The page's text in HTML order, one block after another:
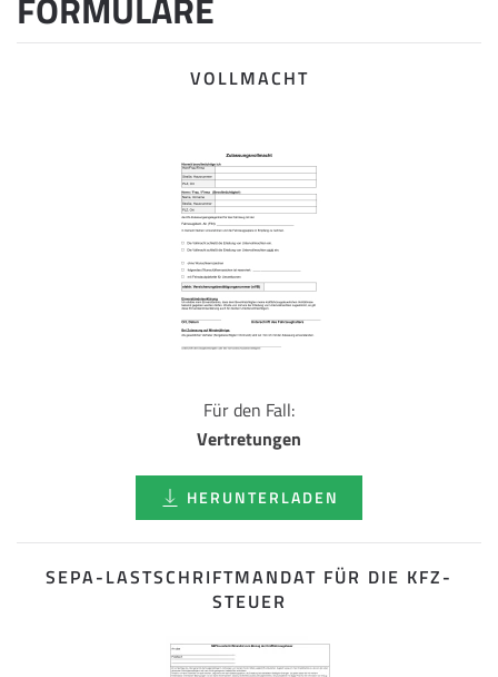
VOLLMACHT
Für den Fall:
Vertretungen
HERUNTERLADEN
SEPA-LASTSCHRIFT­MANDAT FÜR DIE KFZ-
STEUER